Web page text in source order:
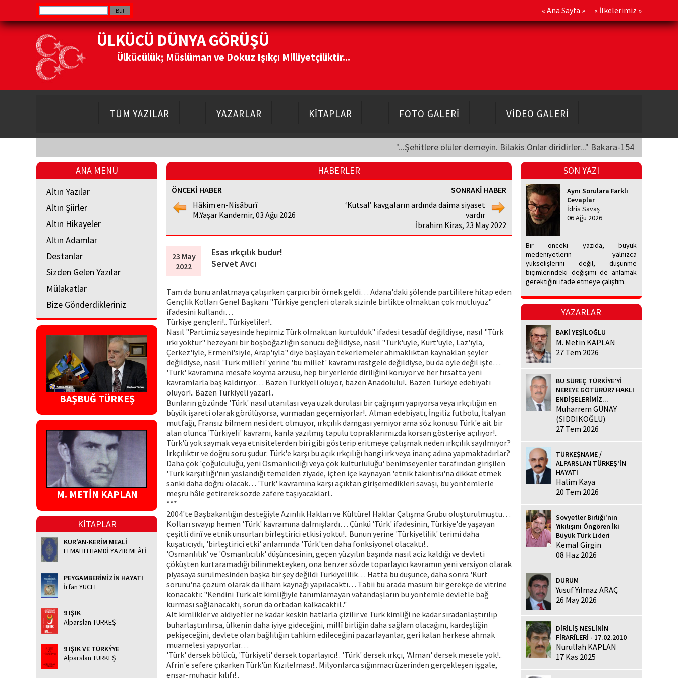
« Ana Sayfa » « İlkelerimiz »
ÜLKÜCÜ DÜNYA GÖRÜŞÜ
Ülkücülük; Müslüman ve Dokuz Işıkçı Milliyetçiliktir...
TÜM YAZILAR YAZARLAR KİTAPLAR FOTO GALERİ VİDEO GALERİ
"...Şehitlere ölüler demeyin. Bilakis Onlar diridirler..." Bakara-154
ANA MENÜ
Altın Yazılar
Altın Şiirler
Altın Hikayeler
Altın Adamlar
Destanlar
Sizden Gelen Yazılar
Mülakatlar
Bize Gönderdikleriniz
BAŞBUĞ TÜRKEŞ
M. METİN KAPLAN
KİTAPLAR
KUR'AN-KERİM MEALİ
ELMALILI HAMDİ YAZIR MEÂLİ
PEYGAMBERİMİZİN HAYATI
İrfan YÜCEL
9 IŞIK
Alparslan TÜRKEŞ
9 IŞIK VE TÜRKÝYE
Alparslan TÜRKEŞ
HABERLER
ÖNCEKİ HABER
Hâkim en-Nisâburî
M.Yaşar Kandemir, 03 Ağu 2026
SONRAKİ HABER
‘Kutsal’ kavgaların ardında daima siyaset
vardır
İbrahim Kiras, 23 May 2022
23 May
2022
Esas ırkçılık budur!
Servet Avcı
Tam da bunu anlatmaya çalışırken çarpıcı bir örnek geldi… Adana'daki şölende partililere hitap eden
Gençlik Kolları Genel Başkanı "Türkiye gençleri olarak sizinle birlikte olmaktan çok mutluyuz"
ifadesini kullandı…
Türkiye gençleri!.. Türkiyeliler!..
Nasıl "Partimiz sayesinde hepimiz Türk olmaktan kurtulduk" ifadesi tesadüf değildiyse, nasıl "Türk
ırkı yoktur" hezeyanı bir boşboğazlığın sonucu değildiyse, nasıl "Türk'üyle, Kürt'üyle, Laz'ıyla,
Çerkez'iyle, Ermeni'siyle, Arap'ıyla" diye başlayan tekerlemeler ahmaklıktan kaynaklan şeyler
değildiyse, nasıl 'Türk milleti' yerine 'bu millet' kavramı rastgele değildiyse, bu da öyle değil işte…
'Türk' kavramına mesafe koyma arzusu, hep bir yerlerde diriliğini koruyor ve her fırsatta yeni
kavramlarla baş kaldırıyor… Bazen Türkiyeli oluyor, bazen Anadolulu!.. Bazen Türkiye edebiyatı
oluyor!.. Bazen Türkiyeli yazar!..
Bunların gözünde 'Türk' nasıl utanılası veya uzak durulası bir çağrışım yapıyorsa veya ırkçılığın en
büyük işareti olarak görülüyorsa, vurmadan geçemiyorlar!.. Alman edebiyatı, İngiliz futbolu, İtalyan
mutfağı, Fransız bilmem nesi dert olmuyor, ırkçılık damgası yemiyor ama söz konusu Türk'e ait bir
alan olunca 'Türkiyeli' kavramı, kanla yazılmış tapulu topraklarımızda korsan gösteriye açılıyor!..
Türk'ü yok saymak veya etnisitelerden biri gibi gösterip eritmeye çalışmak neden ırkçılık sayılmıyor?
Irkçılıktır ve doğru soru şudur: Türk'e karşı bu açık ırkçılığı hangi ırk veya inanç adına yapmaktadırlar?
Daha çok 'çoğulculuğu, yeni Osmanlıcılığı veya çok kültürlülüğü' benimseyenler tarafından girişilen
'Türk karşıtlığı'nın yaslandığı temelden ziyade, içten içe kaynayan 'etnik takıntısı'na dikkat etmek
sanki daha doğru olacak… 'Türk' kavramına karşı açıktan girişemedikleri savaşı, bu yöntemlerle
meşru hâle getirerek sözde zafere taşıyacaklar!..
***
2004'te Başbakanlığın desteğiyle Azınlık Hakları ve Kültürel Haklar Çalışma Grubu oluşturulmuştu…
Kolları sıvayıp hemen 'Türk' kavramına dalmışlardı… Çünkü 'Türk' ifadesinin, Türkiye'de yaşayan
çeşitli dinî ve etnik unsurları birleştirici etkisi yoktu!.. Bunun yerine 'Türkiyelilik' terimi daha
kuşatıcıydı, 'birleştirici etki' anlamında 'Türk'ten daha fonksiyonel olacaktı!..
'Osmanlılık' ve 'Osmanlıcılık' düşüncesinin, geçen yüzyılın başında nasıl aciz kaldığı ve devleti
çöküşten kurtaramadığı bilinmekteyken, ona benzer sözde toparlayıcı kavramın yeni versiyon olarak
piyasaya sürülmesinden başka bir şey değildi Türkiyelilik… Hatta bu düşünce, daha sonra 'Kürt
sorunu'na çözüm olarak da ilham kaynağı yapılacaktı… Tabii bu arada masum bir gerekçe de vitrine
konacaktı: "Kendini Türk alt kimliğiyle tanımlamayan vatandaşların bu yöntemle devletle bağ
kurması sağlanacaktı, sorun da ortadan kalkacaktı!.."
Alt kimlikler ve aidiyetler ne kadar keskin hatlarla çizilir ve Türk kimliği ne kadar sıradanlaştırılıp
buharlaştırılırsa, ülkenin daha iyiye gideceğini, millî birliğin daha sağlam olacağını, kardeşliğin
pekişeceğini, devlete olan bağlılığın tahkim edileceğini pazarlayanlar, geri kalan herkese ahmak
muamelesi yapıyorlar…
'Türk' dersek bölücü, 'Türkiyeli' dersek toparlayıcı!.. 'Türk' dersek ırkçı, 'Alman' dersek mesele yok!..
Afrin'e sefere çıkarken Türk'ün Kızılelması!.. Milyonlarca sığınmacı üzerinden gerçekleşen işgale,
ensar-muhacir kılıfı!..
SON YAZI
Aynı Sorulara Farklı
Cevaplar
İdris Savaş
06 Ağu 2026
Bir önceki yazıda, büyük
medeniyetlerin yalnızca
yükselişlerini değil, düşünme
biçimlerindeki değişimi de anlamak
gerektiğini ifade etmeye çalıştım.
YAZARLAR
BAKİ YEŞİLOĞLU
M. Metin KAPLAN
27 Tem 2026
BU SÜREÇ TÜRKİYE’Yİ
NEREYE GÖTÜRÜR? HAKLI
ENDİŞELERİMİZ...
Muharrem GÜNAY
(SIDDIKOĞLU)
27 Tem 2026
TÜRKEŞNAME /
ALPARSLAN TÜRKEŞ’İN
HAYATI
Halim Kaya
20 Tem 2026
Sovyetler Birliği'nin
Yıkılışını Öngören İki
Büyük Türk Lideri
Kemal Girgin
08 Haz 2026
DURUM
Yusuf Yılmaz ARAÇ
26 May 2026
DİRİLİŞ NESLİNİN
FİRARÎLERİ - 17.02.2010
Nurullah KAPLAN
17 Kas 2025